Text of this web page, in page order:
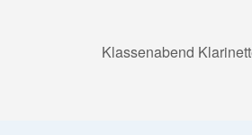
Klassenabend